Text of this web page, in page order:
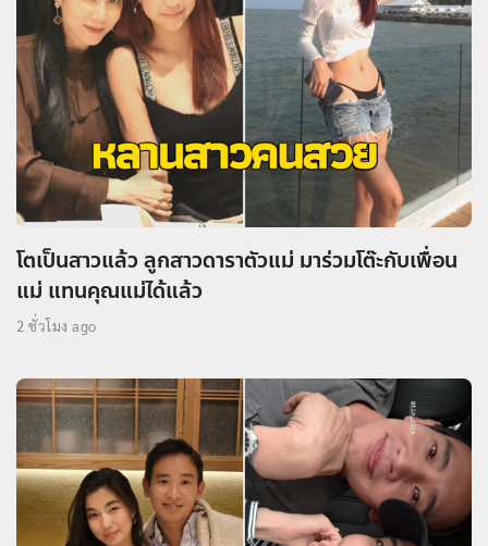
โตเป็นสาวแล้ว ลูกสาวดาราตัวแม่ มาร่วมโต๊ะกับเพื่อน
แม่ แทนคุณแม่ได้แล้ว
2 ชั่วโมง ago